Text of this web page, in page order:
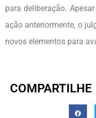
para deliberação.
ação anteriormente, o
novos elementos para
COMPARTILHE